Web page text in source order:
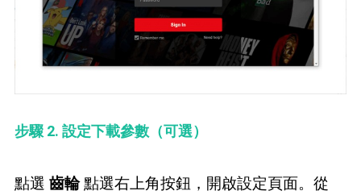
步驟 2. 設定下載參數（可選）
點選 齒輪點選右上角按鈕，開啟設定頁面。從